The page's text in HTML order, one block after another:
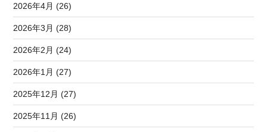
2026年4月 (26)
2026年3月 (28)
2026年2月 (24)
2026年1月 (27)
2025年12月 (27)
2025年11月 (26)